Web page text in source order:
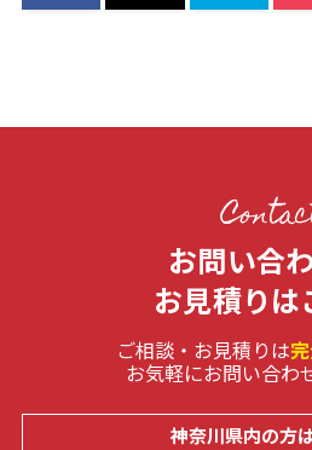
お問い合
お見積りは
ご相談・お見積りは
お気軽にお問い合わ
神奈川県内の方